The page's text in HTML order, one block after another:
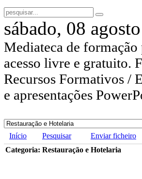
sábado, 08
Mediateca de formação
acesso livre e gratuito.
Recursos Formativos /
e apresentações
Início Pesquisar Enviar ficheiro
Categoria: Restauração e Hotelaria